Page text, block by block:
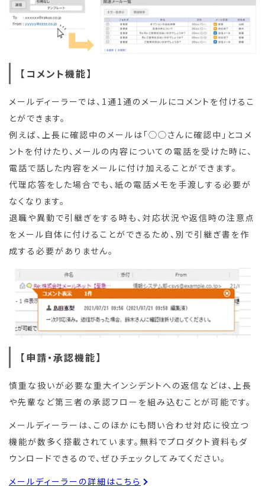
【コメント機能】
メールディーラーでは、1通1通のメールにコメントを付けるこ
とができます。
例えば、上長に確認中のメールは「◯◯さんに確認中」とコメ
ントを付けたり、メールの内容についての電話を受けた時に、
電話で話した内容をメールに付け加えることができます。
代理応答をした場合でも、紙の電話メモを手渡しする必要が
なくなります。
退職や異動で引継ぎをする時も、対応状況や返信時の注意点
をメール自体に付けることができるため、別で引継ぎ書を作
成する必要がありません。
【申請・承認機能】
慎重な扱いが必要な重大インシデントへの返信などは、上長
や先輩など第三者の承認フローを組み込むことが可能です。
メールディーラーは、このほかにも問い合わせ対応に役立つ
機能が数多く搭載されています。無料でプロダクト資料もダ
ウンロードできるので、ぜひチェックしてみてください。
メールディーラーの詳細はこちら